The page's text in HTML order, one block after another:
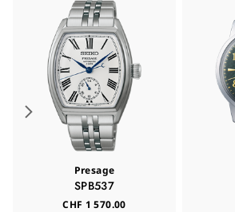
Presage
SPB537
CHF 1 570.00